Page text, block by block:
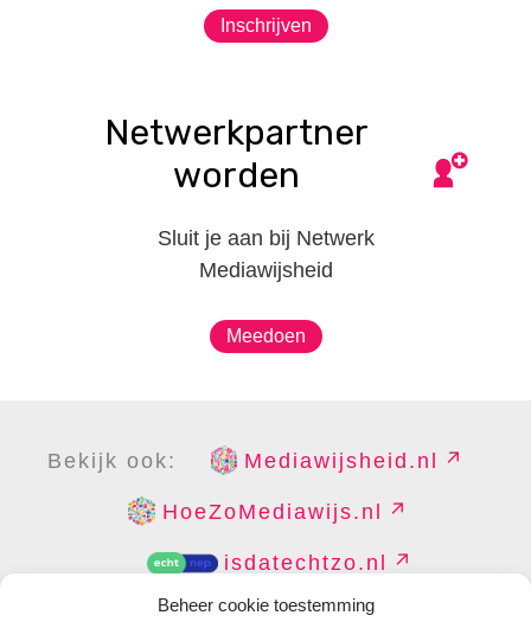
Beheer cookie toestemming
Inschrijven
Netwerkpartner
worden
Sluit je aan bij Netwerk
Mediawijsheid
Meedoen
Bekijk ook: Mediawijsheid.nl
HoeZoMediawijs.nl
isdatechtzo.nl